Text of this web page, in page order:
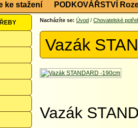
ke stažení PODKOVÁŘSTVÍ
Nacházíte se: Úvod / Chovatelské
Vazák
Vazák